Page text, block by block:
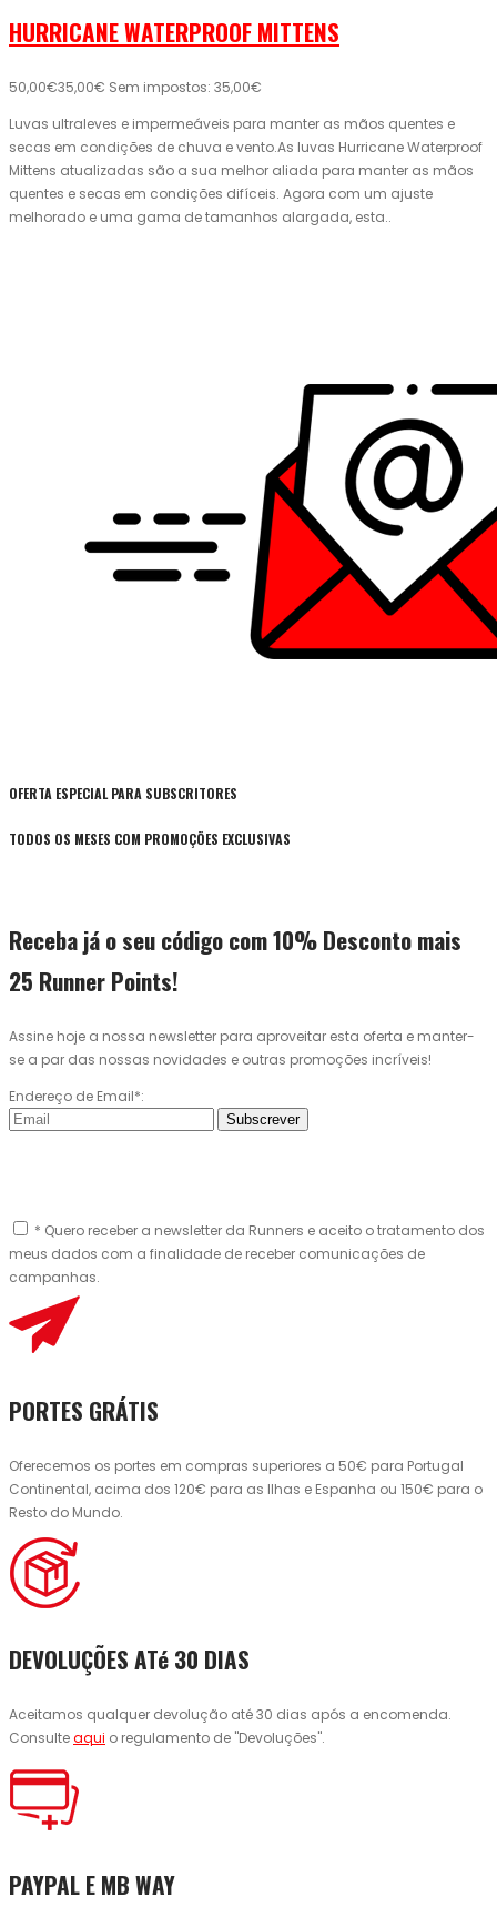
HURRICANE WATERPROOF MITTENS
50,00€35,00€ Sem impostos: 35,00€
Luvas ultraleves e impermeáveis ​​para manter as mãos quentes e
secas em condições de chuva e vento.As luvas Hurricane Waterproof
Mittens atualizadas são a sua melhor aliada para manter as mãos
quentes e secas em condições difíceis. Agora com um ajuste
melhorado e uma gama de tamanhos alargada, esta..
OFERTA ESPECIAL PARA SUBSCRITORES
TODOS OS MESES COM PROMOÇÕES EXCLUSIVAS
Receba já o seu código com 10% Desconto mais
25 Runner Points!
Assine hoje a nossa newsletter para aproveitar esta oferta e manter-
se a par das nossas novidades e outras promoções incríveis!
Endereço de Email*:
Subscrever
* Quero receber a newsletter da Runners e aceito o tratamento dos
meus dados com a finalidade de receber comunicações de
campanhas.
PORTES GRÁTIS
Oferecemos os portes em compras superiores a 50€ para Portugal
Continental, acima dos 120€ para as Ilhas e Espanha ou 150€ para o
Resto do Mundo.
DEVOLUÇÕES ATé 30 DIAS
Aceitamos qualquer devolução até 30 dias após a encomenda.
Consulteaqui o regulamento de "Devoluções".
PAYPAL E MB WAY